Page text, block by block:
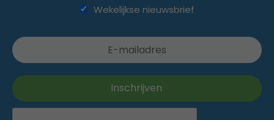
Wekelijkse nieuwsbrief